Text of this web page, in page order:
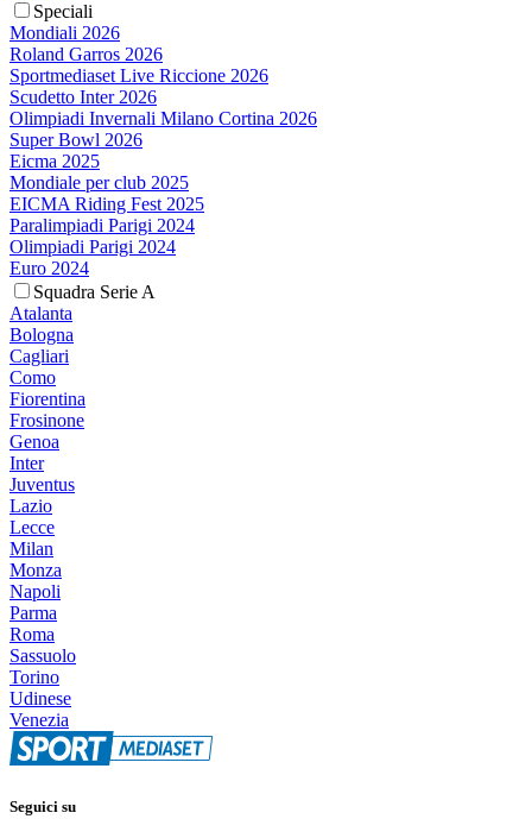
Speciali
Mondiali 2026
Roland Garros 2026
Sportmediaset Live Riccione 2026
Scudetto Inter 2026
Olimpiadi Invernali Milano Cortina 2026
Super Bowl 2026
Eicma 2025
Mondiale per club 2025
EICMA Riding Fest 2025
Paralimpiadi Parigi 2024
Olimpiadi Parigi 2024
Euro 2024
Squadra Serie A
Atalanta
Bologna
Cagliari
Como
Fiorentina
Frosinone
Genoa
Inter
Juventus
Lazio
Lecce
Milan
Monza
Napoli
Parma
Roma
Sassuolo
Torino
Udinese
Venezia
Seguici su